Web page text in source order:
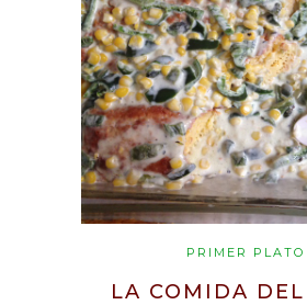
PRIMER PLATO
LA COMIDA